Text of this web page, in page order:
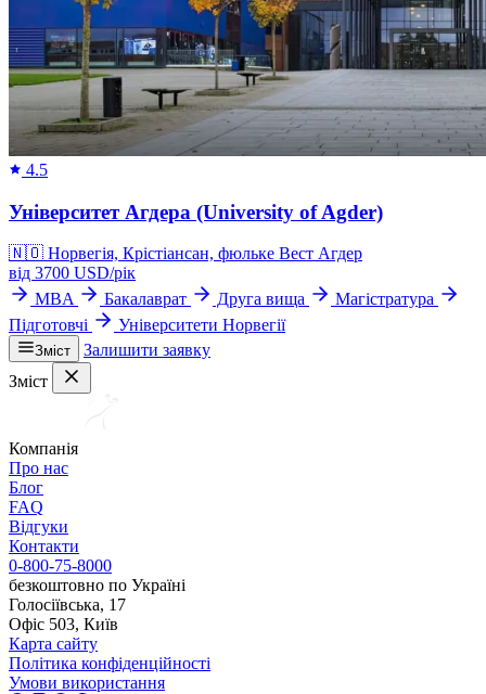
4.5
Університет Агдера (University of Agder)
🇳🇴 Норвегія, Крістіансан, фюльке Вест Агдер
від 3700 USD/рік
MBA
Бакалаврат Друга вища
Магістратура
Підготовчі
Університети Норвегії
Зміст
Залишити заявку
Зміст
Компанія
Про нас
Блог
FAQ
Відгуки
Контакти
0-800-75-8000
безкоштовно по Україні
Голосіївська, 17
Офіс 503, Київ
Карта сайту
Політика конфіденційності
Умови використання